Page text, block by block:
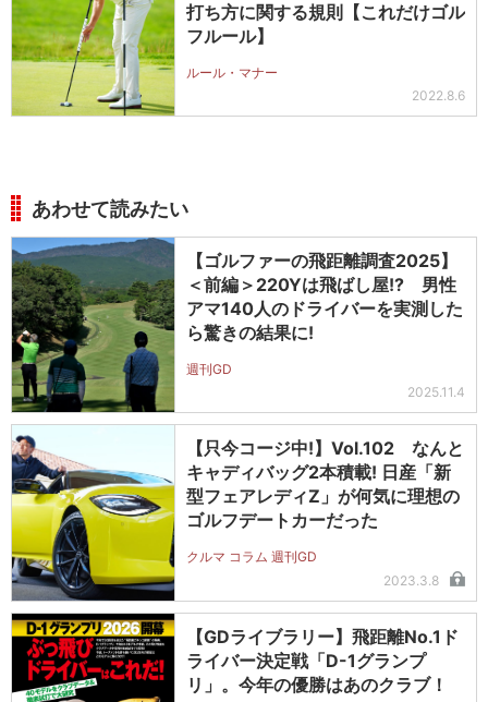
打ち方に関する規則【これだけゴル
フルール】
ルール・マナー
2022.8.6
あわせて読みたい
【ゴルファーの飛距離調査2025】
＜前編＞220Yは飛ばし屋!? 男性
アマ140人のドライバーを実測した
ら驚きの結果に!
週刊GD
2025.11.4
【只今コージ中!】Vol.102 なんと
キャディバッグ2本積載! 日産「新
型フェアレディZ」が何気に理想の
ゴルフデートカーだった
クルマ コラム 週刊GD
2023.3.8
【GDライブラリー】飛距離No.1ド
ライバー決定戦「D-1グランプ
リ」。今年の優勝はあのクラブ！